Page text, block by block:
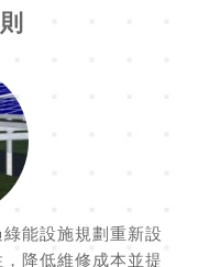
能設施規劃重新設
降低維修成本並提